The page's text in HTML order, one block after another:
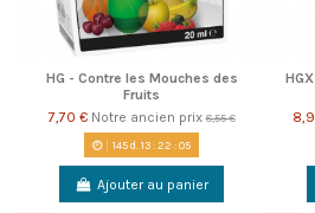
HG - Contre les Mouches des
Fruits
7,70 € Notre ancien prix8,55 €
145d. 13:22 :05
Ajouter au panier